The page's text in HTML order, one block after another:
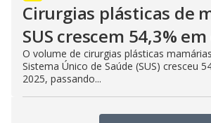
Cirurgias plásticas de
SUS crescem 54,3%
O volume de cirurgias plásticas
Sistema Único de Saúde (SUS) cresceu
2025, passando...